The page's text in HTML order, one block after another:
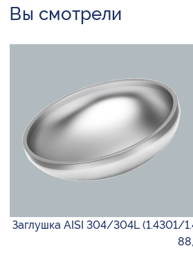
Вы смотрели
Заглушка AISI 304/304L (1.4301/